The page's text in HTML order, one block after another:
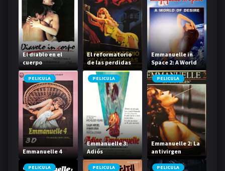
El diablo en el
cuerpo
El reformatorio
de las perdidas
Emmanuelle in
Space 2: A World
of Desire
PELICULA
Emmanuelle 4
PELICULA
Emmanuelle 3:
Adiós
Emmanuelle
PELICULA
Emmanuelle 2: La
antivirgen
PELICULA PELICULA PELICULA